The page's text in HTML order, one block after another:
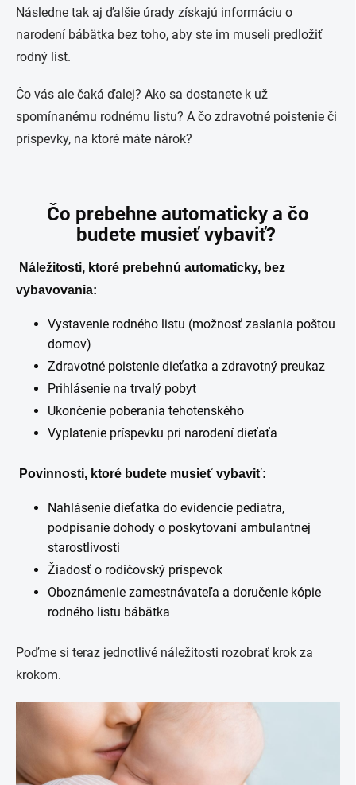
Následne tak aj ďalšie úrady získajú informáciu o
narodení bábätka bez toho, aby ste im museli predložiť
rodný list.
Čo vás ale čaká ďalej? Ako sa dostanete k už
spomínanému rodnému listu? A čo zdravotné poistenie či
príspevky, na ktoré máte nárok?
Čo prebehne automaticky a čo
budete musieť vybaviť?
Náležitosti, ktoré prebehnú automaticky, bez
vybavovania:
Vystavenie rodného listu (možnosť zaslania poštou
domov)
Zdravotné poistenie dieťatka a zdravotný preukaz
Prihlásenie na trvalý pobyt
Ukončenie poberania tehotenského
Vyplatenie príspevku pri narodení dieťaťa
Povinnosti, ktoré budete musieť vybaviť:
Nahlásenie dieťatka do evidencie pediatra,
podpísanie dohody o poskytovaní ambulantnej
starostlivosti
Žiadosť o rodičovský príspevok
Oboznámenie zamestnávateľa a doručenie kópie
rodného listu bábätka
Poďme si teraz jednotlivé náležitosti rozobrať krok za
krokom.